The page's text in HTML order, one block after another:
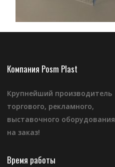
Компания Posm Plast
Крупнейший производитель
торгового, рекламного,
выставочного оборудования
на заказ!
Время работы